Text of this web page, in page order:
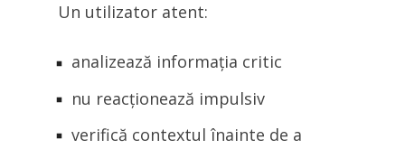
Un utilizator atent:
analizează informația critic
nu reacționează impulsiv
verifică contextul înainte de a